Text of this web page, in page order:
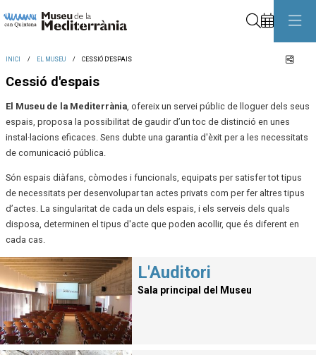
INICI EL MUSEU CESSIÓ D'ESPAIS
Cessió d'espais
El Museu de la Mediterrània, ofereix un servei públic de lloguer dels seus
espais, proposa la possibilitat de gaudir d’un toc de distinció en unes
instal·lacions eficaces. Sens dubte una garantia d'èxit per a les necessitats
de comunicació pública.
Són espais diàfans, còmodes i funcionals, equipats per satisfer tot tipus
de necessitats per desenvolupar tan actes privats com per fer altres tipus
d’actes. La singularitat de cada un dels espais, i els serveis dels quals
disposa, determinen el tipus d'acte que poden acollir, que és diferent en
cada cas.
L'Auditori
Sala principal del Museu